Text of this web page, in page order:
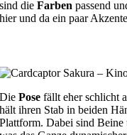
sind dieFarben passend
hier und da ein paar
DiePose fällt eher schlicht
hält ihren Stab in beiden
Plattform. Dabei sind